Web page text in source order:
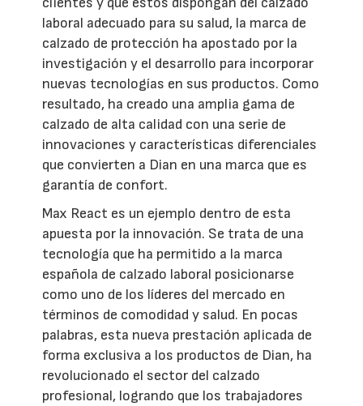
laboral adecuado para su salud, la marca de
calzado de protección ha apostado por la
investigación y el desarrollo para incorporar
nuevas tecnologías en sus productos. Como
resultado, ha creado una amplia gama de
calzado de alta calidad con una serie de
innovaciones y características diferenciales
que convierten a Dian en una marca que es
garantía de confort.
Max React es un ejemplo dentro de esta
apuesta por la innovación. Se trata de una
tecnología que ha permitido a la marca
española de calzado laboral posicionarse
como uno de los líderes del mercado en
términos de comodidad y salud. En pocas
palabras, esta nueva prestación aplicada de
forma exclusiva a los productos de Dian, ha
revolucionado el sector del calzado
profesional, logrando que los trabajadores